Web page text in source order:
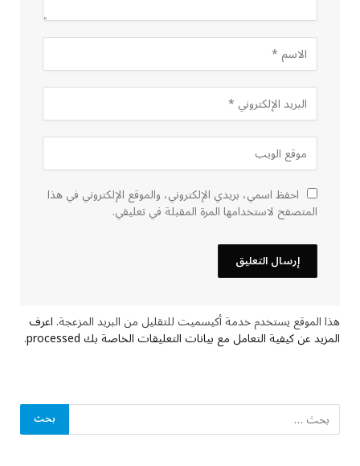
احفظ اسمي، بريدي الإلكتروني، والموقع الإلكتروني في هذا
المتصفح لاستخدامها المرة المقبلة في تعليقي.
هذا الموقع يستخدم خدمة أكيسميت للتقليل من البريد المزعجة.اعرف
المزيد عن كيفية التعامل مع بيانات التعليقات الخاصة بك processed .